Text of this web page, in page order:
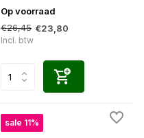
Op voorraad
€26,45 €23,80
Incl. btw
sale 11%